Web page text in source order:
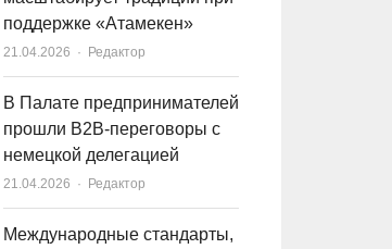
поддержке «Атамекен»
21.04.2026 Author
Редактор
В Палате предпринимателей
прошли B2B-переговоры с
немецкой делегацией
21.04.2026 Author
Редактор
Международные стандарты,